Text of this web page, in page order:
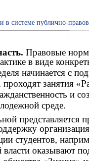
в системе публично-
Правовые
в виде
начинается с
занятия
и
среде.
представляется
студентов,
оказывают